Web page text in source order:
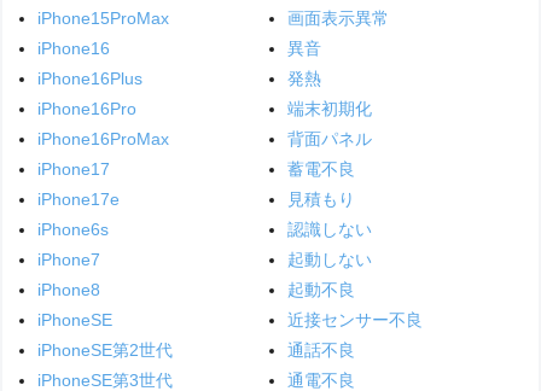
iPhone15ProMax
iPhone16
iPhone16Plus
iPhone16Pro
iPhone16ProMax
iPhone17
iPhone17e
iPhone6s
iPhone7
iPhone8
iPhoneSE
iPhoneSE第2世代
iPhoneSE第3世代
画面表示異常
異音
発熱
端末初期化
背面パネル
蓄電不良
見積もり
認識しない
起動しない
起動不良
近接センサー不良
通話不良
通電不良